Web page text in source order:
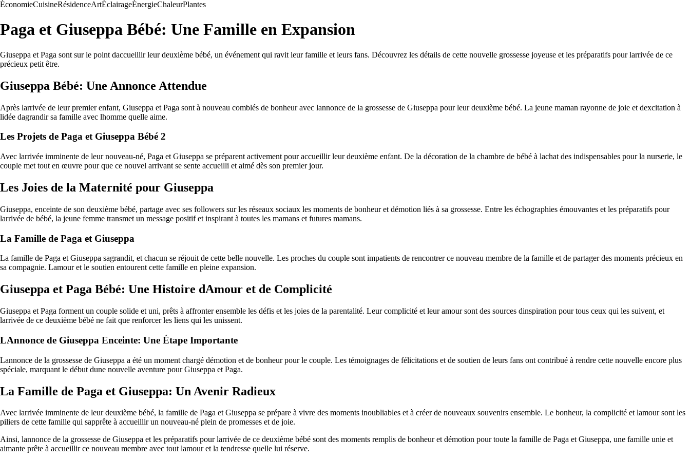
ÉconomieCuisineRésidenceArtÉclairageÉnergieChaleurPlantes
Paga et Giuseppa Bébé: Une Famille en Expansion
Giuseppa et Paga sont sur le point daccueillir leur deuxième bébé, un événement qui ravit leur famille et leurs fans. Découvrez les détails de cette nouvelle grossesse joyeuse et les préparatifs pour larrivée de ce
précieux petit être.
Giuseppa Bébé: Une Annonce Attendue
Après larrivée de leur premier enfant, Giuseppa et Paga sont à nouveau comblés de bonheur avec lannonce de la grossesse de Giuseppa pour leur deuxième bébé. La jeune maman rayonne de joie et dexcitation à
lidée dagrandir sa famille avec lhomme quelle aime.
Les Projets de Paga et Giuseppa Bébé 2
Avec larrivée imminente de leur nouveau-né, Paga et Giuseppa se préparent activement pour accueillir leur deuxième enfant. De la décoration de la chambre de bébé à lachat des indispensables pour la nurserie, le
couple met tout en œuvre pour que ce nouvel arrivant se sente accueilli et aimé dès son premier jour.
Les Joies de la Maternité pour Giuseppa
Giuseppa, enceinte de son deuxième bébé, partage avec ses followers sur les réseaux sociaux les moments de bonheur et démotion liés à sa grossesse. Entre les échographies émouvantes et les préparatifs pour
larrivée de bébé, la jeune femme transmet un message positif et inspirant à toutes les mamans et futures mamans.
La Famille de Paga et Giuseppa
La famille de Paga et Giuseppa sagrandit, et chacun se réjouit de cette belle nouvelle. Les proches du couple sont impatients de rencontrer ce nouveau membre de la famille et de partager des moments précieux en
sa compagnie. Lamour et le soutien entourent cette famille en pleine expansion.
Giuseppa et Paga Bébé: Une Histoire dAmour et de Complicité
Giuseppa et Paga forment un couple solide et uni, prêts à affronter ensemble les défis et les joies de la parentalité. Leur complicité et leur amour sont des sources dinspiration pour tous ceux qui les suivent, et
larrivée de ce deuxième bébé ne fait que renforcer les liens qui les unissent.
LAnnonce de Giuseppa Enceinte: Une Étape Importante
Lannonce de la grossesse de Giuseppa a été un moment chargé démotion et de bonheur pour le couple. Les témoignages de félicitations et de soutien de leurs fans ont contribué à rendre cette nouvelle encore plus
spéciale, marquant le début dune nouvelle aventure pour Giuseppa et Paga.
La Famille de Paga et Giuseppa: Un Avenir Radieux
Avec larrivée imminente de leur deuxième bébé, la famille de Paga et Giuseppa se prépare à vivre des moments inoubliables et à créer de nouveaux souvenirs ensemble. Le bonheur, la complicité et lamour sont les
piliers de cette famille qui sapprête à accueillir un nouveau-né plein de promesses et de joie.
Ainsi, lannonce de la grossesse de Giuseppa et les préparatifs pour larrivée de ce deuxième bébé sont des moments remplis de bonheur et démotion pour toute la famille de Paga et Giuseppa, une famille unie et
aimante prête à accueillir ce nouveau membre avec tout lamour et la tendresse quelle lui réserve.